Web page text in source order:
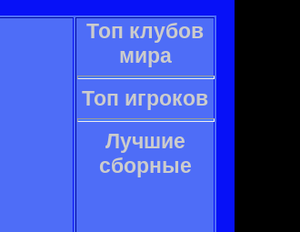
Топ клубов
мира
Топ игроков
Лучшие
сборные